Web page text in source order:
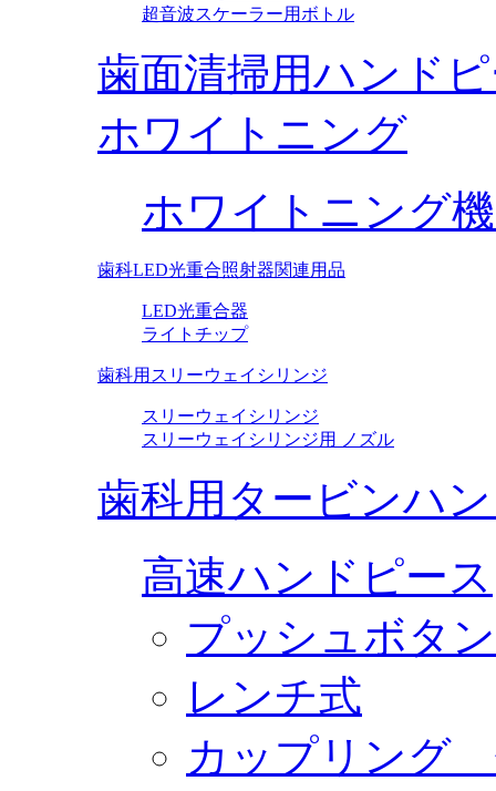
超音波スケーラー用ボトル
歯面清掃用ハンド
ホワイトニング
ホワイトニング
歯科LED光重合照射器関連用品
LED光重合器
ライトチップ
歯科用スリーウェイシリンジ
スリーウェイシリンジ
スリーウェイシリンジ用 ノズル
歯科用タービンハ
高速ハンドピース
プッシュボタン
レンチ式
カップリング